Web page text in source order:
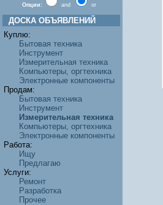
Опции: and or
ДОСКА ОБЪЯВЛЕНИЙ
Куплю:
Бытовая техника
Инструмент
Измерительная техника
Компьютеры, оргтехника
Электронные компоненты
Продам:
Бытовая техника
Инструмент
Измерительная техника
Компьютеры, оргтехника
Электронные компоненты
Работа:
Ищу
Предлагаю
Услуги:
Ремонт
Разработка
Прочее